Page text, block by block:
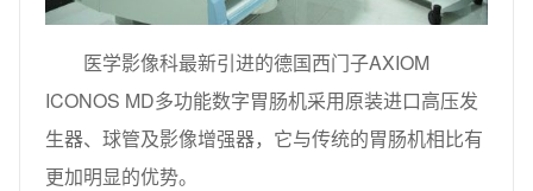
医学影像科最新引进的德国西门子AXIOM
ICONOS MD多功能数字胃肠机采用原装进口高压发
生器、球管及影像增强器，它与传统的胃肠机相比有
更加明显的优势。